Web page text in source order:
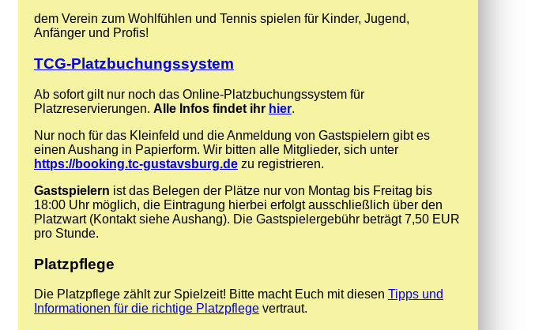
dem Verein zum Wohlfühlen und Tennis spielen für Kinder, Jugend,
Anfänger und Profis!
TCG-Platzbuchungssystem
Ab sofort gilt nur noch das Online-Platzbuchungssystem für
Platzreservierungen. Alle Infos findet ihr hier.
Nur noch für das Kleinfeld und die Anmeldung von Gastspielern gibt es
einen Aushang in Papierform. Wir bitten alle Mitglieder, sich unter
https://booking.tc-gustavsburg.de zu registrieren.
Gastspielern ist das Belegen der Plätze nur von Montag bis Freitag bis
18:00 Uhr möglich, die Eintragung hierbei erfolgt ausschließlich über den
Platzwart (Kontakt siehe Aushang). Die Gastspielergebühr beträgt 7,50 EUR
pro Stunde.
Platzpflege
Die Platzpflege zählt zur Spielzeit! Bitte macht Euch mit diesen Tipps und
Informationen für die richtige Platzpflege vertraut.